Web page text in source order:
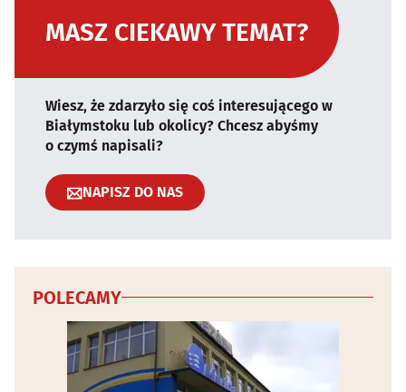
MASZ CIEKAWY TEMAT?
Wiesz, że zdarzyło się coś interesującego w
Białymstoku lub okolicy? Chcesz abyśmy
o czymś napisali?
NAPISZ DO NAS
POLECAMY